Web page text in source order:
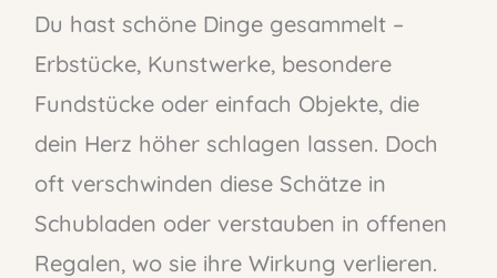
Du hast schöne Dinge gesammelt –
Erbstücke, Kunstwerke, besondere
Fundstücke oder einfach Objekte, die
dein Herz höher schlagen lassen. Doch
oft verschwinden diese Schätze in
Schubladen oder verstauben in offenen
Regalen, wo sie ihre Wirkung verlieren.